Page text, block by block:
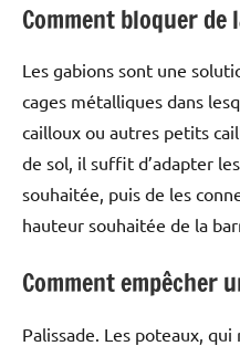
Comment bloquer de
Les gabions sont une
cages métalliques dans
cailloux ou autres petits
de sol, il suffit d’adapter
souhaitée, puis de les
hauteur souhaitée de la
Comment empêcher
Palissade. Les poteaux,